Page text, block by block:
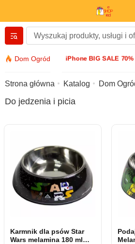
Dom Ogród iPhone BIG SALE
Вернуться назад
Akcesoria
Biżuteria
Zegarek zegarowy
Strona główna Katalog Dom
Do jedzenia i picia
Karmnik dla psów Star
Wars melamina 180 ml